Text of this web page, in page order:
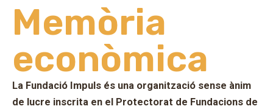
Memòria
econòmica
La Fundació Impuls és una organització sense ànim
de lucre inscrita en el Protectorat de Fundacions de